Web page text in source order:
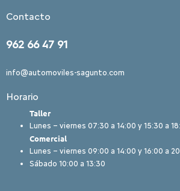
Contacto
962 66 47 91
info@automoviles-sagunto.com
Horario
Taller
Lunes – viernes 07:30 a 14:00 y 15:30 a
Comercial
Lunes – viernes 09:00 a 14:00 y 16:00 a
Sábado 10:00 a 13:30